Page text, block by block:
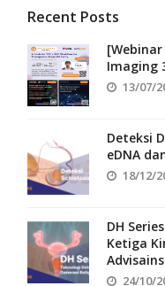
Recent Posts
Imaging
13/07/
Deteksi
eDNA
18/12/
DH
Ketiga
Advisains
24/10/